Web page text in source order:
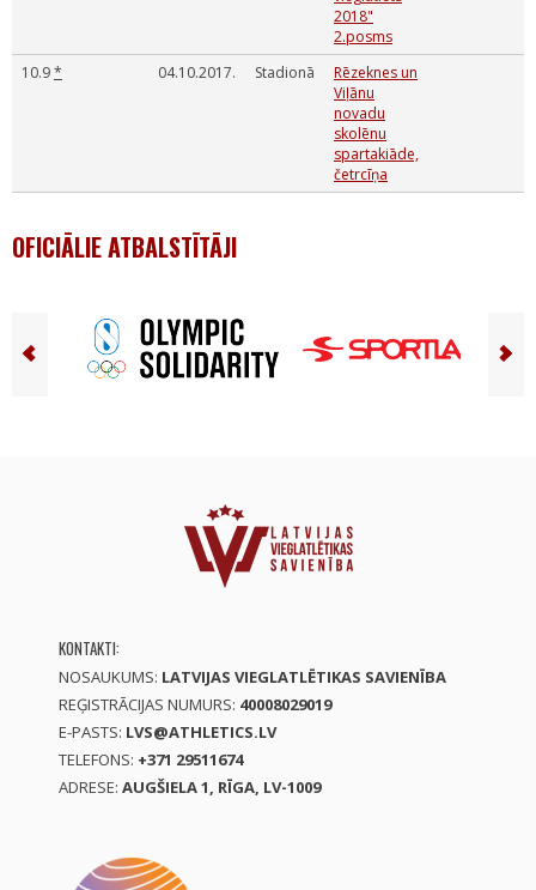
2018"
2.posms
10.9* 04.10.2017. Stadionā
Rēzeknes un
Viļānu
novadu
skolēnu
spartakiāde,
četrcīņa
OFICIĀLIE ATBALSTĪTĀJI
KONTAKTI:
NOSAUKUMS: LATVIJAS VIEGLATLĒTIKAS SAVIENĪBA
REĢISTRĀCIJAS NUMURS: 40008029019
E-PASTS: LVS@ATHLETICS.LV
TELEFONS: +371 29511674
ADRESE: AUGŠIELA 1, RĪGA, LV-1009